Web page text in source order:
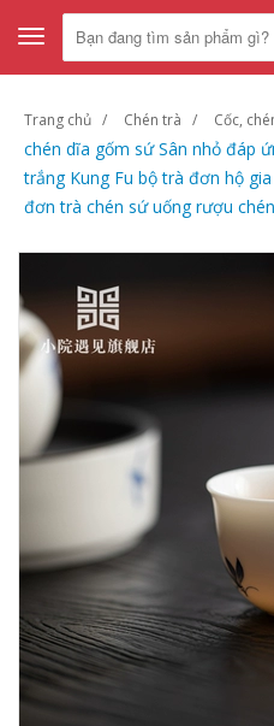
Toggle
navigation
Trang chủ Chén trà Cốc,
chén dĩa gốm sứ Sân nhỏ đáp
trắng Kung Fu bộ trà đơn hộ
đơn trà chén sứ uống rượu